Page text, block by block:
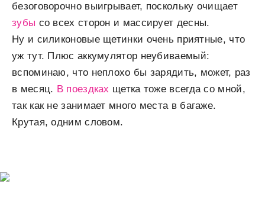
безоговорочно выигрывает, поскольку очищает
зубы со всех сторон и массирует десны.
Ну и силиконовые щетинки очень приятные, что
уж тут. Плюс аккумулятор неубиваемый:
вспоминаю, что неплохо бы зарядить, может, раз
в месяц. В поездках щетка тоже всегда со мной,
так как не занимает много места в багаже.
Крутая, одним словом.